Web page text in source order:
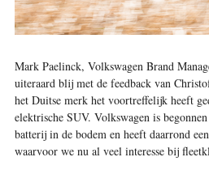
Mark Paelinck, Volkswagen Brand
uiteraard blij met de feedback van
het Duitse merk het voortreffelijk heeft
elektrische SUV. Volkswagen is
batterij in de bodem en heeft daarrond
waarvoor we nu al veel interesse bij